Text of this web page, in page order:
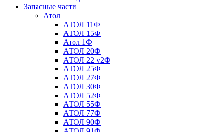
Запасные части
Атол
АТОЛ 11Ф
АТОЛ 15Ф
Атол 1Ф
АТОЛ 20Ф
АТОЛ 22 v2Ф
АТОЛ 25Ф
АТОЛ 27Ф
АТОЛ 30Ф
АТОЛ 52Ф
АТОЛ 55Ф
АТОЛ 77Ф
АТОЛ 90Ф